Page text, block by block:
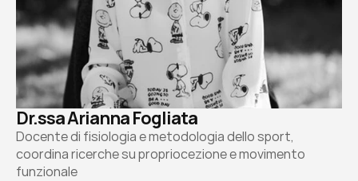
Dr.ssa Arianna Fogliata
Docente di fisiologia e metodologia dello sport,
coordina ricerche su propriocezione e movimento
funzionale